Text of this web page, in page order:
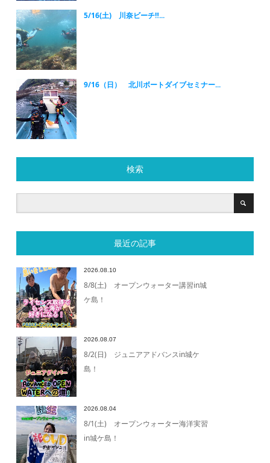
5/16(土) 川奈ビーチ‼...
9/16（日） 北川ボートダイブセミナー...
検索
最近の記事
2026.08.10
8/8(土) オープンウォーター講習in城
ケ島！
2026.08.07
8/2(日) ジュニアアドバンスin城ケ
島！
2026.08.04
8/1(土) オープンウォーター海洋実習
in城ケ島！